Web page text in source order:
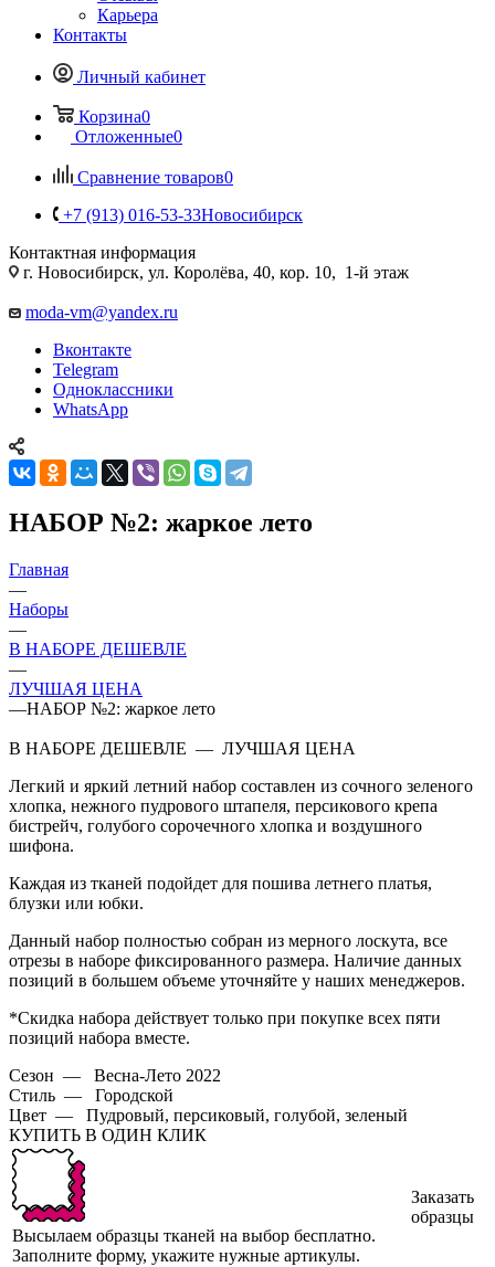
Карьера
Контакты
Личный кабинет
Корзина0
Отложенные0
Сравнение товаров0
+7 (913) 016-53-33Новосибирск
Контактная информация
г. Новосибирск, ул. Королёва, 40, кор. 10, 1-й этаж
moda-vm@yandex.ru
Вконтакте
Telegram
Одноклассники
WhatsApp
НАБОР №2: жаркое лето
Главная
—
Наборы
—
В НАБОРЕ ДЕШЕВЛЕ
—
ЛУЧШАЯ ЦЕНА
—НАБОР №2: жаркое лето
В НАБОРЕ ДЕШЕВЛЕ — ЛУЧШАЯ ЦЕНА
Легкий и яркий летний набор составлен из сочного зеленого
хлопка, нежного пудрового штапеля, персикового крепа
бистрейч, голубого сорочечного хлопка и воздушного
шифона.
Каждая из тканей подойдет для пошива летнего платья,
блузки или юбки.
Данный набор полностью собран из мерного лоскута, все
отрезы в наборе фиксированного размера. Наличие данных
позиций в большем объеме уточняйте у наших менеджеров.
*Скидка набора действует только при покупке всех пяти
позиций набора вместе.
Сезон —
Весна-Лето 2022
Стиль —
Городской
Цвет —
Пудровый, персиковый, голубой, зеленый
КУПИТЬ В ОДИН КЛИК
Высылаем образцы тканей на выбор бесплатно.
Заполните форму, укажите нужные артикулы.
Заказать
образцы